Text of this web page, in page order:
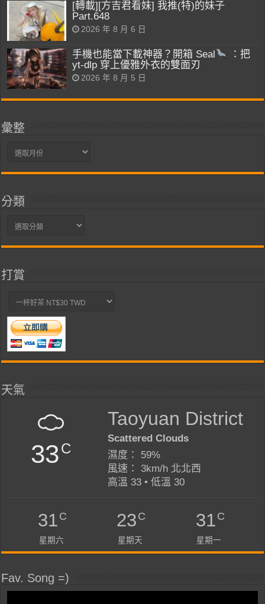
[轉載][方吉君看妹] 我推(特)的妹子
Part.648
2026 年 8 月 6 日
手機也能當下載神器？開箱 Seal
：把
yt-dlp 穿上優雅外衣的雙面刃
2026 年 8 月 5 日
彙整
彙
分類
分
打賞
天氣
33C
Taoyuan District
Scattered Clouds
濕度： 59%
風速： 3km/h 北北西
高溫 33 • 低溫 30
31C
星期六
23C
星期天
31C
星期一
Fav. Song =)